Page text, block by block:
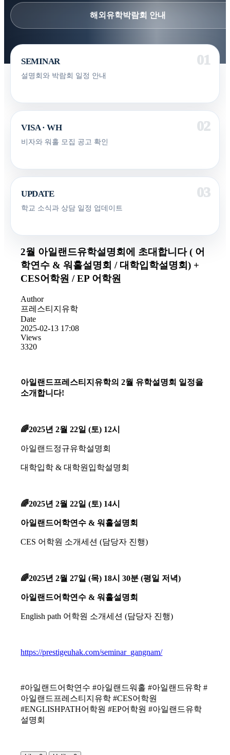
해외유학박람회 안내
SEMINAR
설명회와 박람회 일정 안내
VISA · WH
비자와 워홀 모집 공고 확인
UPDATE
학교 소식과 상담 일정 업데이트
2월 아일랜드유학설명회에 초대합니다 ( 어
학연수 & 워홀설명회 / 대학입학설명회) +
CES어학원 / EP 어학원
Author
프레스티지유학
Date
2025-02-13 17:08
Views
3320
아일랜드프레스티지유학의 2월 유학설명회 일정을
소개합니다!
🌈2025년 2월 22일 (토) 12시
아일랜드정규유학설명회
대학입학 & 대학원입학설명회
🌈2025년 2월 22일 (토) 14시
아일랜드어학연수 & 워홀설명회
CES 어학원 소개세션 (담당자 진행)
🌈2025년 2월 27일 (목) 18시 30분 (평일 저녁)
아일랜드어학연수 & 워홀설명회
English path 어학원 소개세션 (담당자 진행)
https://prestigeuhak.com/seminar_gangnam/
#아일랜드어학연수 #아일랜드워홀 #아일랜드유학 #
아일랜드프레스티지유학 #CES어학원
#ENGLISHPATH어학원 #EP어학원 #아일랜드유학
설명회